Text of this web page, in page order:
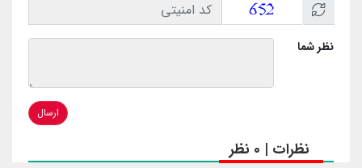
نظر شما
ارسال
نظرات | 0 نظر